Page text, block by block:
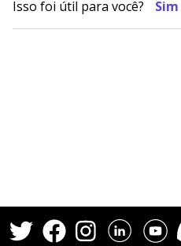
Isso foi útil para você? Sim